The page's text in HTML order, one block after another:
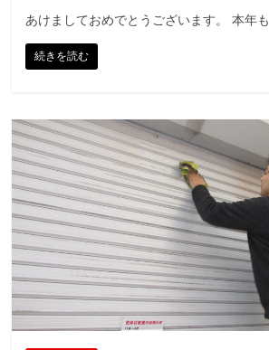
あけましておめでとうございます。 本年も
続きを読む